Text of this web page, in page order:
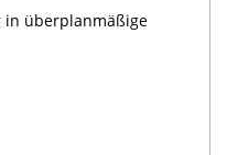
in überplanmäßige